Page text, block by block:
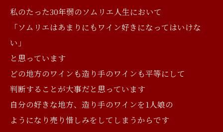
私のたった30年弱のソムリエ人生において
「ソムリエはあまりにもワイン好きになってはいけな
い」
と思っています
どの地方のワインも造り手のワインも平等にして
判断することが大事だと思っています
自分の好きな地方、造り手のワインを1人娘の
ようになり売り惜しみをしてしまうからです